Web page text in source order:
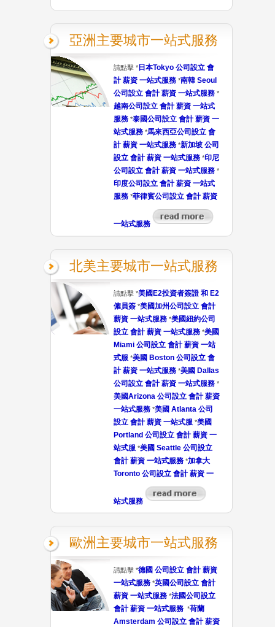
亞洲主要城市一站式服務
請點擊 * 日本Tokyo 公司設立 會
計 薪資 一站式服務 *南韓 Seoul
公司設立 會計 薪資 一站式服務 *
越南公司設立 會計 薪資 一站式
服務 *泰國公司設立 會計 薪資 一
站式服務 *馬來西亞公司設立 會
計 薪資 一站式服務 *新加坡 公司
設立 會計 薪資 一站式服務 *印尼
公司設立 會計 薪資 一站式服務 *
印度公司設立 會計 薪資 一站式
服務*菲律賓公司設立 會計 薪資
一站式服務
北美主要城市一站式服務
請點擊 *美國E2投資者簽證 和 E2
僱員簽 *美國加州公司設立 會計
薪資 一站式服務 *美國紐約公司
設立 會計 薪資 一站式服務 *美國
Miami 公司設立 會計 薪資 一站
式服 *美國 Boston 公司設立 會
計 薪資 一站式服務*美國 Dallas
公司設立 會計 薪資 一站式服務 *
美國Arizona 公司設立 會計 薪資
一站式服務 *美國 Atlanta 公司
設立 會計 薪資 一站式服 *美國
Portland 公司設立 會計 薪資 一
站式服 *美國 Seattle 公司設立
會計 薪資 一站式服務 *加拿大
Toronto 公司設立 會計 薪資 一
站式服務
歐洲主要城市一站式服務
請點擊 *德國 公司設立 會計 薪資
一站式服務*英國公司設立 會計
薪資 一站式服務 *法國公司設立
會計 薪資 一站式服務 *荷蘭
Amsterdam 公司設立 會計 薪資